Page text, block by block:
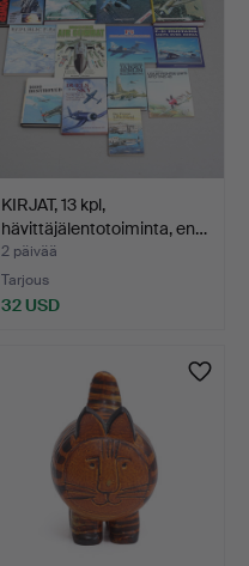
KIRJAT, 13 kpl,
hävittäjälentotoiminta, en…
2 päivää
Tarjous
32 USD